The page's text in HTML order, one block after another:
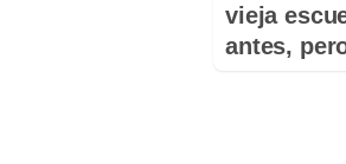
vieja
antes,